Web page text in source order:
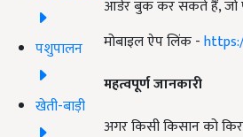
पशुपालन
खेती-बाड़ी
ऑर्डर बुक कर सकते हैं,
मोबाइल ऐप लिंक -
महत्वपूर्ण जानकारी
अगर किसी किसान को